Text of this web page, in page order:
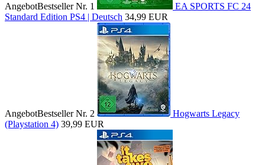
AngebotBestseller Nr. 1
EA SPORTS FC 24
Standard Edition PS4 | Deutsch 34,99 EUR
AngebotBestseller Nr. 2
Hogwarts Legacy
(Playstation 4) 39,99 EUR